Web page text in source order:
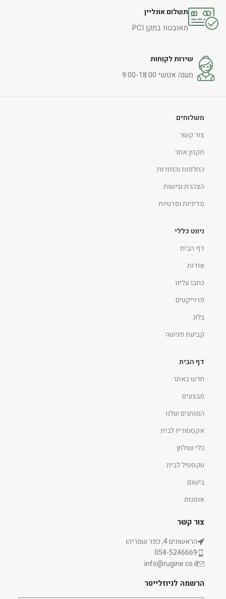
תשלום אונליין
מאובטח בתקן PCI
שירות לקוחות
מענה אנושי 9:00-18:00
משלוחים
צור קשר
תקנון אתר
החלפות והחזרות
הצהרת נגישות
מדיניות ופרטיות
ניווט כללי
דף הבית
אודות
כתבו עלינו
פרוייקטים
בלוג
קביעת פגישה
דף הבית
חדש באתר
מבצעים
המותגים שלנו
אקססוריז לבית
כלי שולחן
טקסטיל לבית
בישום
אומנות
צור קשר
הראשונים 4, כפר שמריהו
054-5246669
info@rugine.co.il
הרשמה לניוזלייטר